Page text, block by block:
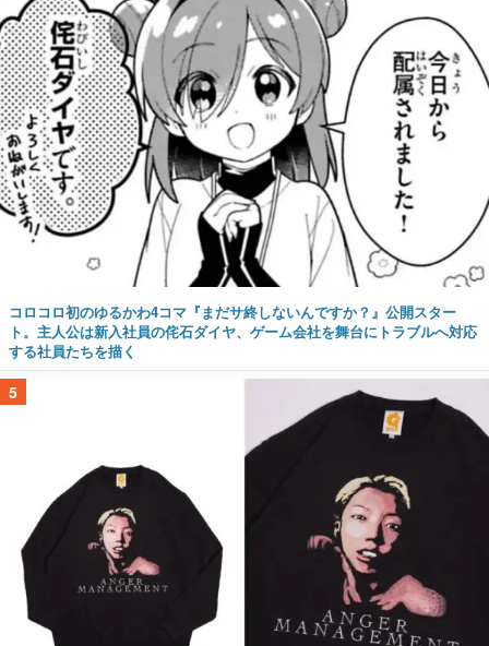
コロコロ初のゆるかわ4コマ『まだサ終しないんですか？』公開スター
ト。主人公は新入社員の侘石ダイヤ、ゲーム会社を舞台にトラブルへ対応
する社員たちを描く
5